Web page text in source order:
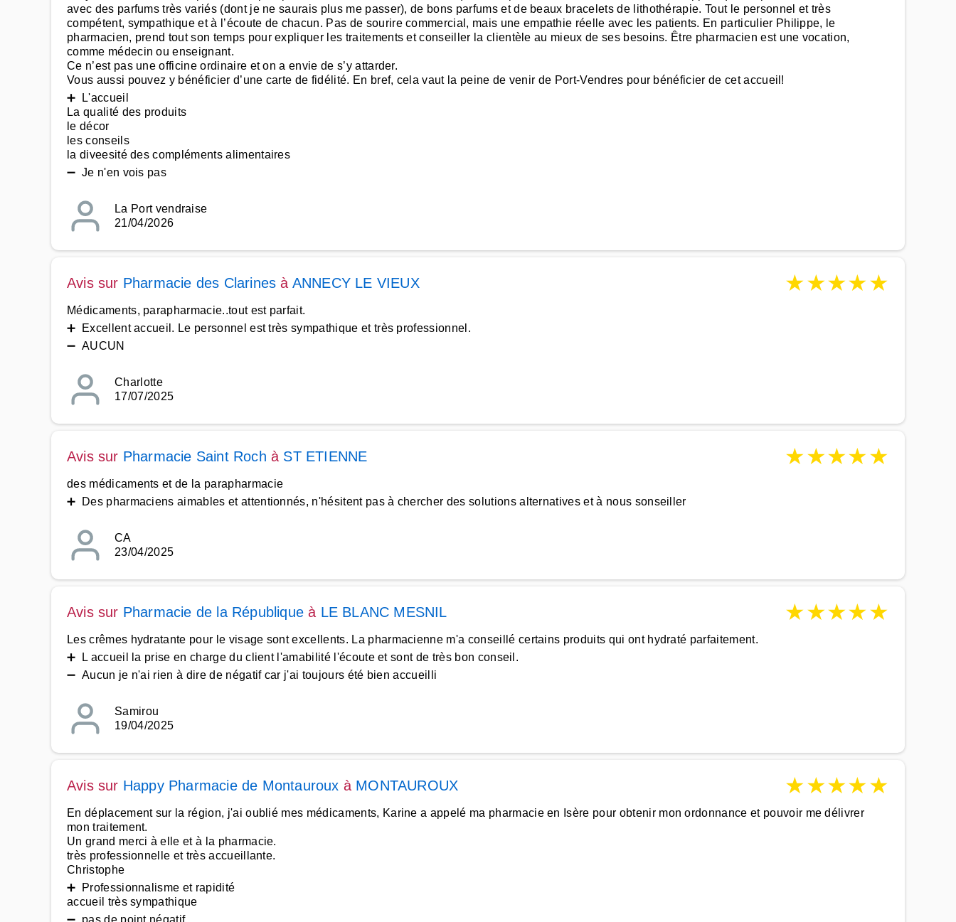
avec des parfums très variés (dont je ne saurais plus me passer), de bons parfums et de beaux bracelets de lithothérapie. Tout le personnel et très
compétent, sympathique et à l’écoute de chacun. Pas de sourire commercial, mais une empathie réelle avec les patients. En particulier Philippe, le
pharmacien, prend tout son temps pour expliquer les traitements et conseiller la clientèle au mieux de ses besoins. Être pharmacien est une vocation,
comme médecin ou enseignant.
Ce n’est pas une officine ordinaire et on a envie de s’y attarder.
Vous aussi pouvez y bénéficier d’une carte de fidélité. En bref, cela vaut la peine de venir de Port-Vendres pour bénéficier de cet accueil!
➕ L'accueil
La qualité des produits
le décor
les conseils
la diveesité des compléments alimentaires
➖ Je n'en vois pas
La Port vendraise
21/04/2026
Avis sur Pharmacie des Clarines à ANNECY LE VIEUX ★★★★★
Médicaments, parapharmacie..tout est parfait.
➕ Excellent accueil. Le personnel est très sympathique et très professionnel.
➖ AUCUN
Charlotte
17/07/2025
Avis sur Pharmacie Saint Roch à ST ETIENNE ★★★★★
des médicaments et de la parapharmacie
➕ Des pharmaciens aimables et attentionnés, n'hésitent pas à chercher des solutions alternatives et à nous sonseiller
CA
23/04/2025
Avis sur Pharmacie de la République à LE BLANC MESNIL ★★★★★
Les crêmes hydratante pour le visage sont excellents. La pharmacienne m'a conseillé certains produits qui ont hydraté parfaitement.
➕ L accueil la prise en charge du client l'amabilité l'écoute et sont de très bon conseil.
➖ Aucun je n'ai rien à dire de négatif car j'ai toujours été bien accueilli
Samirou
19/04/2025
Avis sur Happy Pharmacie de Montauroux à MONTAUROUX ★★★★★
En déplacement sur la région, j'ai oublié mes médicaments, Karine a appelé ma pharmacie en Isère pour obtenir mon ordonnance et pouvoir me délivrer
mon traitement.
Un grand merci à elle et à la pharmacie.
très professionnelle et très accueillante.
Christophe
➕ Professionnalisme et rapidité
accueil très sympathique
➖ pas de point négatif